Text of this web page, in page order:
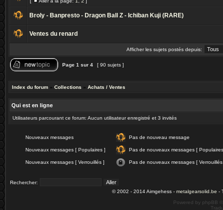
Broly - Banpresto - Dragon Ball Z - Ichiban Kuji (RARE)
Ventes du renard
Afficher les sujets postés depuis:
Page 1 sur 4 [ 90 sujets ]
Index du forum » Collections » Achats / Ventes
Qui est en ligne
Utilisateurs parcourant ce forum: Aucun utilisateur enregistré et 3 invités
Nouveaux messages Pas de nouveau message
Nouveaux messages [ Populaires ] Pas de nouveaux messages [
Nouveaux messages [ Verrouillés ] Pas de nouveaux messages [
Rechercher:
© 2002 - 2014 Aimgehess - metalgearsolid.be -
Powered by phpBB